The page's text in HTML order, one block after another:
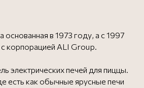
в 1973 году, а с 1997
корпорацией ALI Group.
электрических печей для пиццы.
есть как обычные ярусные печи